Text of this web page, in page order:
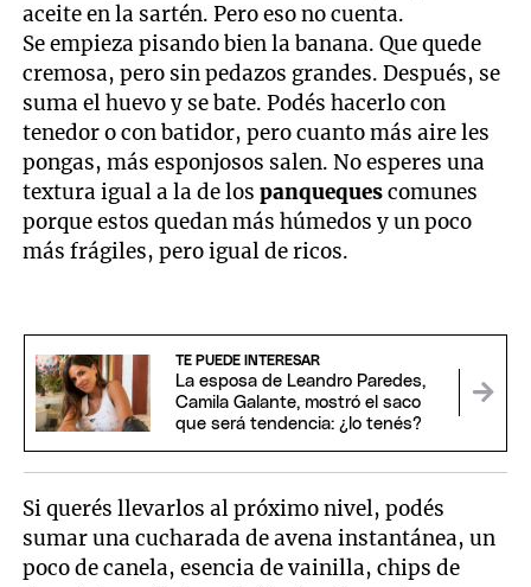
aceite en la sartén. Pero eso no cuenta.
Se empieza pisando bien la banana. Que quede
cremosa, pero sin pedazos grandes. Después, se
suma el huevo y se bate. Podés hacerlo con
tenedor o con batidor, pero cuanto más aire les
pongas, más esponjosos salen. No esperes una
textura igual a la de lospanquequescomunes
porque estos quedan más húmedos y un poco
más frágiles, pero igual de ricos.
TE PUEDE INTERESAR
La esposa de Leandro Paredes,
Camila Galante, mostró el saco
que será tendencia: ¿lo tenés?
Si querés llevarlos al próximo nivel, podés
sumar una cucharada de avena instantánea, un
poco de canela, esencia de vainilla, chips de